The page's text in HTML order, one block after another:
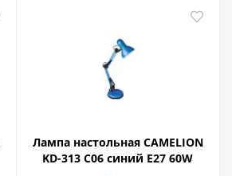
Лампа настольная CAMELION
KD-313 C06 синий Е27 60W